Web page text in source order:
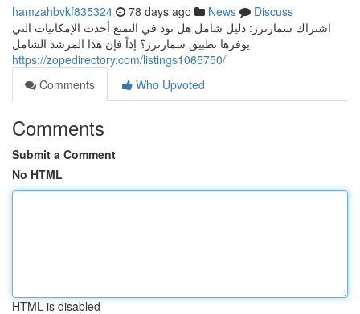
hamzahbvkf835324 78 days ago News
Discuss
اشتراك سمارترز: دليل شامل هل تود في التمتع أحدث الإمكانيات التي
يوفرها تطبيق سمارترز؟ إذاً فإن هذا المرشد الشامل
https://zopedirectory.com/listings1065750/
Comments
Who Upvoted
Comments
Submit a Comment
No HTML
HTML is disabled